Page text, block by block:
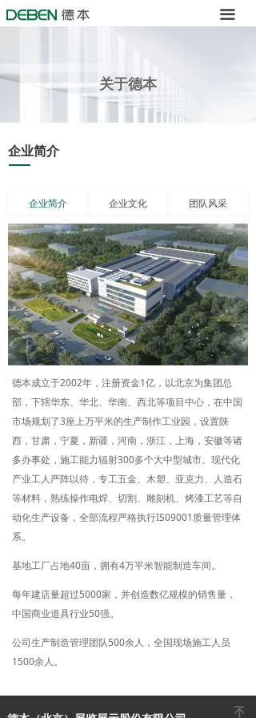
关于德本
끀
企业简介
企业简介 企业文化 团队风采
德本成立于2002年，注册资金1亿，以北京为集团总
部，下辖华东、华北、华南、西北等项目中心，在中国
市场规划了3座上万平米的生产制作工业园，设置陕
西，甘肃，宁夏，新疆，河南，浙江，上海，安徽等诸
多办事处，施工能力辐射300多个大中型城市。现代化
产业工人严阵以待，专工五金、木塑、亚克力、人造石
等材料，熟练操作电焊、切割、雕刻机、烤漆工艺等自
动化生产设备，全部流程严格执行IS09001质量管理体
系。
基地工厂占地40亩，拥有4万平米智能制造车间。
每年建店量超过5000家，并创造数亿规模的销售量，
中国商业道具行业50强。
公司生产制造管理团队500余人，全国现场施工人员
1500余人。
녠